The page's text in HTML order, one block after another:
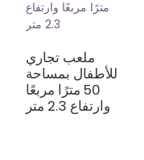
ملعب تجاري
للأطفال بمساحة
50 مترًا مربعًا
وارتفاع 2.3 متر